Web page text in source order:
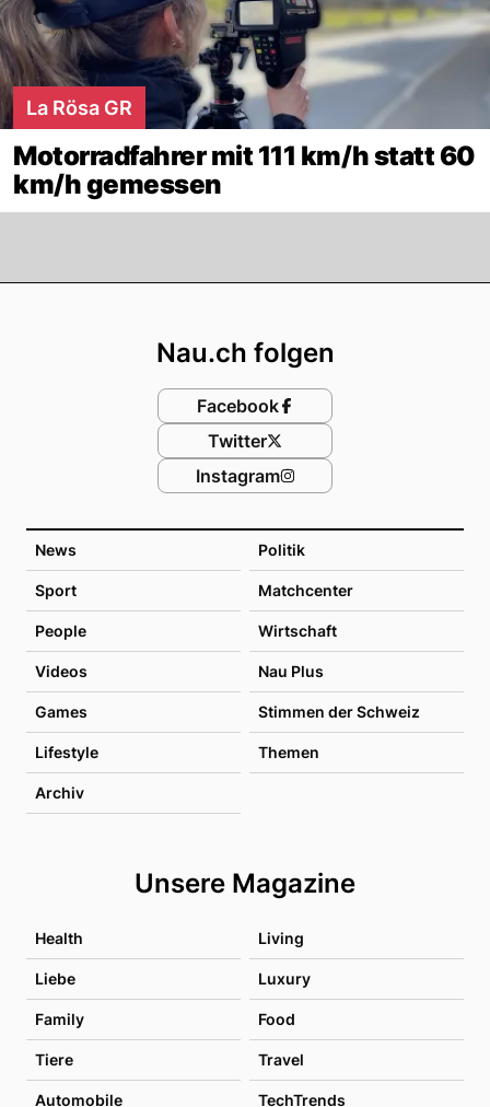
La Rösa GR
Motorradfahrer mit 111 km/h statt 60
km/h gemessen
News Politik
Sport Matchcenter
People Wirtschaft
Videos Nau Plus
Games Stimmen der Schweiz
Lifestyle Themen
Archiv
Unsere Magazine
Health Living
Liebe Luxury
Family Food
Tiere Travel
Automobile TechTrends
Nau.ch folgen
Facebook
Twitter
Instagram